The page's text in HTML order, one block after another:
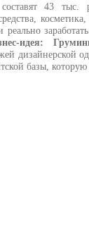
43 тыс.
реально
идея:
дизайнерской
базы, которую